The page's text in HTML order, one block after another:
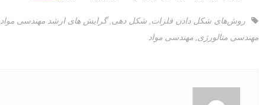
روش‌های شکل دادن فلزات, شکل دهی,گرایش های ارشد مهندسی مواد
مهندسی متالورژی, مهندسی مواد